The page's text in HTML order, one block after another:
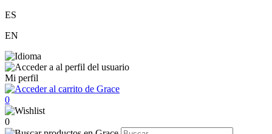
ES
EN
Mi perfil
0
0